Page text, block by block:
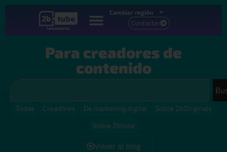
Cambiar región
Contactar
Para creadores de
contenido
Todas Creadores De marketing digital
Sobre 2bOriginals
Sobre 2btube
Volver al blog